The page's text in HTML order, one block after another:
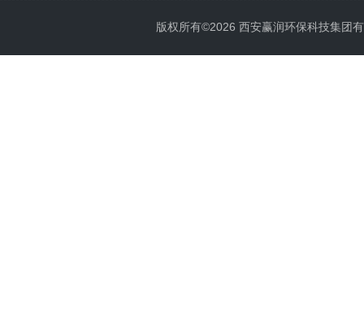
版权所有©2026 西安赢润环保科技集团